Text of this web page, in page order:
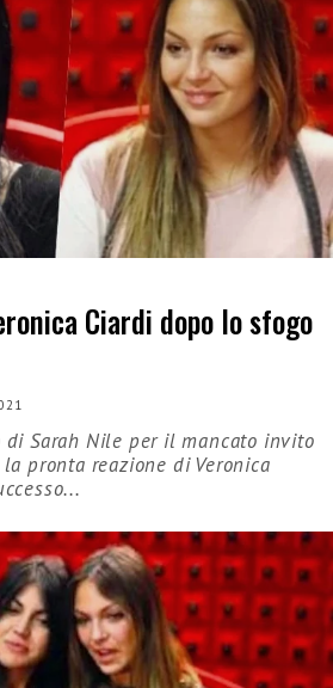
Ciardi dopo lo sfogo
di Sarah Nile per il mancato invito
pronta reazione di Veronica